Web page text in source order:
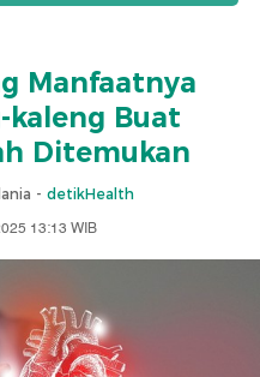
Manfaatnya
kaleng Buat
Ditemukan
- detikHealth
13:13 WIB